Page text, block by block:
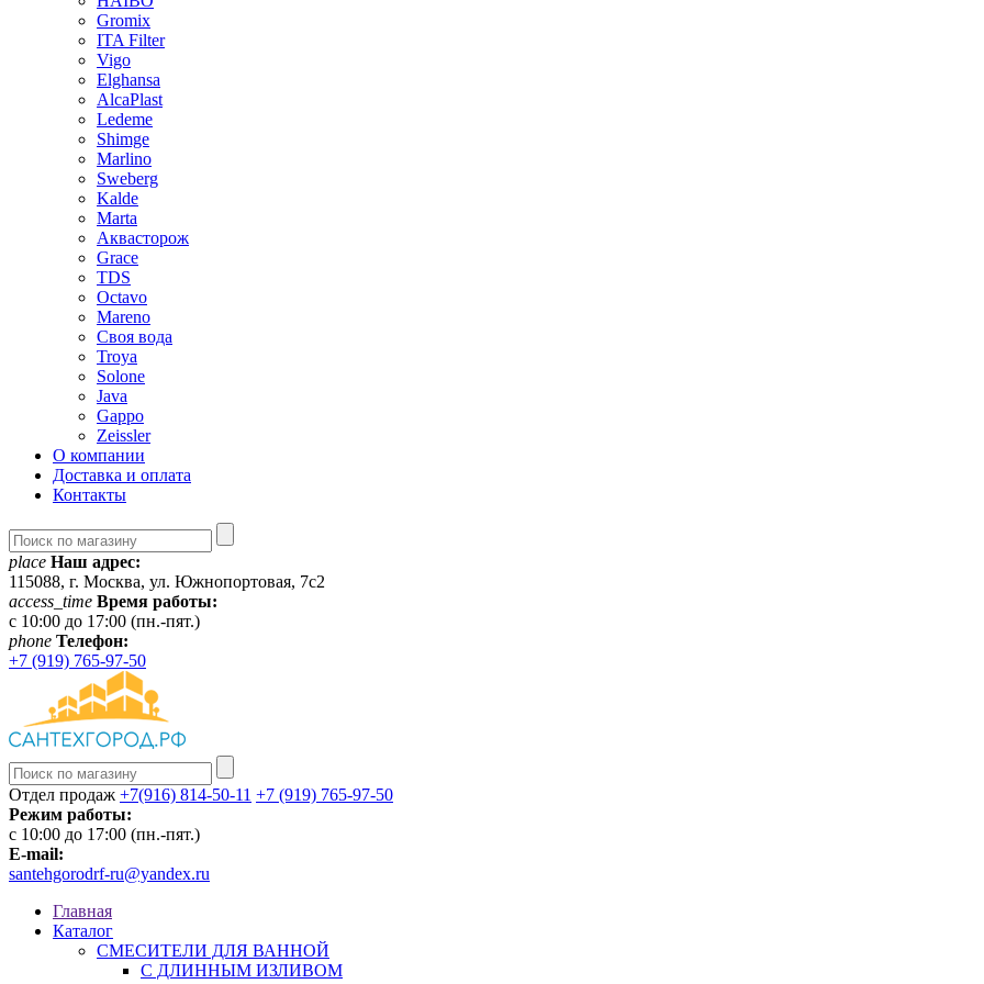
Gromix
ITA Filter
Vigo
Elghansa
AlcaPlast
Ledeme
Shimge
Marlino
Sweberg
Kalde
Marta
Аквасторож
Grace
TDS
Octavo
Mareno
Своя вода
Troya
Solone
Java
Gappo
Zeissler
О компании
Доставка и оплата
Контакты
place Наш адрес:
115088, г. Москва, ул. Южнопортовая, 7с2
access_time Время работы:
c 10:00 до 17:00 (пн.-пят.)
phone Телефон:
+7 (919) 765-97-50
Отдел продаж +7(916) 814-50-11 +7 (919) 765-97-50
Режим работы:
c 10:00 до 17:00 (пн.-пят.)
E-mail:
santehgorodrf-ru@yandex.ru
Главная
Каталог
СМЕСИТЕЛИ ДЛЯ ВАННОЙ
С ДЛИННЫМ ИЗЛИВОМ